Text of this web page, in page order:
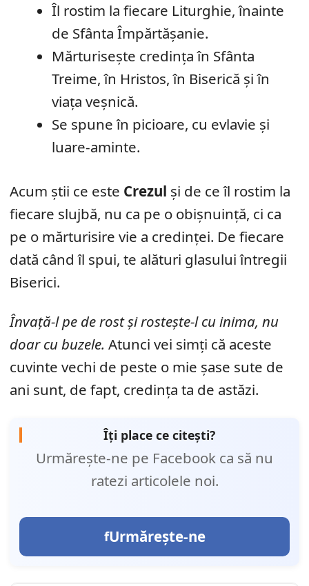
Îl rostim la fiecare Liturghie, înainte
de Sfânta Împărtășanie.
Mărturisește credința în Sfânta
Treime, în Hristos, în Biserică și în
viața veșnică.
Se spune în picioare, cu evlavie și
luare-aminte.
Acum știi ce este Crezul și de ce îl rostim la
fiecare slujbă, nu ca pe o obișnuință, ci ca
pe o mărturisire vie a credinței. De fiecare
dată când îl spui, te alături glasului întregii
Biserici.
Învață-l pe de rost și rostește-l cu inima, nu
doar cu buzele. Atunci vei simți că aceste
cuvinte vechi de peste o mie șase sute de
ani sunt, de fapt, credința ta de astăzi.
Îți place ce citești?
Urmărește-ne pe Facebook ca să nu
ratezi articolele noi.
Urmărește-ne